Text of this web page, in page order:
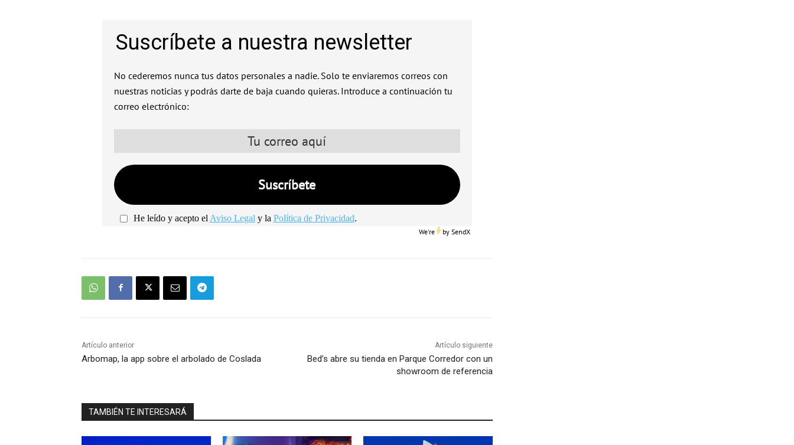
Suscríbete a nuestra newsletter
No cederemos nunca tus datos personales a nadie. Solo te enviaremos correos con
nuestras noticias y podrás darte de baja cuando quieras. Introduce a continuación tu
correo electrónico:
He leído y acepto el Aviso Legal y la Política de Privacidad.
We're bySendX
Artículo anterior
Arbomap, la app sobre el arbolado de Coslada
Artículo siguiente
Bed’s abre su tienda en Parque Corredor con un
showroom de referencia
TAMBIÉN TE INTERESARÁ